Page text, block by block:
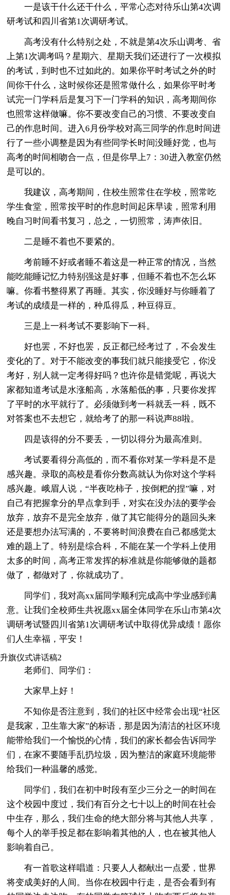
一是该干什么还干什么，平常心态对待乐山第4次调
研考试和四川省第1次调研考试。
高考没有什么特别之处，不就是第4次乐山调考、省
上第1次调考吗？星期六、星期天我们还进行了一次模拟
的考试，到时也不过如此的。如果你平时考试之外的时
间你干什么，这时候你还是照常做什么，如果你平时考
试完一门学科后是复习下一门学科的知识，高考期间你
也照常这样做嘛。你不要改变自己的习惯、不要改变自
己的作息时间。进入6月份学校对高三同学的作息时间进
行了一些小调整是因为有些同学长时间没睡好觉，也与
高考的时间相吻合一点，但是你早上7：30进入教室仍然
是可以的。
我建议，高考期间，住校生照常住在学校，照常吃
学生食堂，照常按平时的作息时间起床早读，照常利用
晚自习时间看书复习，总之，一切照常，涛声依旧。
二是睡不着也不要紧的。
考前睡不好或者睡不着这是一种正常的情况，当然
能吃能睡记忆力特别强这是好事，但睡不着也不怎么坏
嘛。你看书整得累了再睡。其实，你没睡好与你睡着了
考试的成绩是一样的，种瓜得瓜，种豆得豆。
三是上一科考试不要影响下一科。
好也罢，不好也罢，反正都已经考过了，不会发生
变化的了。对于不能改变的事我们就只能接受它，你没
考好，别人就一定考得好吗？也许你是错觉呢，再说大
家都知道考试是水涨船高，水落船低的事，只要你发挥
了平时的水平就行了。必须做到考一科就丢一科，既不
对答案也不去想它，就给考了的那一科说声88啦。
四是该得的分不要丢，一切以得分为最高准则。
考试要看得分高低的，而不看你对某一学科是不是
感兴趣。录取的高校是看你分数高就认为你对这个学科
感兴趣。峨眉人说，“半夜吃柿子，按倒粑的捏”嘛，对
自己有把握拿分的早点拿到手，对实在没办法的要学会
放弃，放弃不是完全放弃，做了其它能得分的题回头来
还是要想办法写满的，不要将时间浪费在自己都感觉太
难的题上了。特别是综合科，不能在某一个学科上使用
太多的时间，高考正常发挥的标准就是你能够做的题都
做了，都做对了，你就成功了。
同学们，我对高xx届同学顺利完成高中学业感到满
意。让我们全校师生共祝愿xx届全体同学在乐山市第4次
调研考试暨四川省第1次调研考试中取得优异成绩！愿你
们人生幸福，平安！
升旗仪式讲话稿2
老师们、同学们：
大家早上好！
不知你是否注意到，我们的社区中经常会出现“社区
是我家，卫生靠大家”的标语，那是因为清洁的社区环境
能带给我们一个愉悦的心情，我们的家长都会告诉同学
们，在家不要随手乱扔垃圾，因为整洁的家庭环境能带
给我们一种温馨的感觉。
同学们，我们在初中时段有至少三分之一的时间在
这个校园中度过，我们有百分之七十以上的时间在社会
中生存，那么，我们生命的绝大部分将与其他人共享，
每个人的举手投足都在影响着其他的人，也在被其他人
影响着自己。
有一首歌这样唱道：只要人人都献出一点爱，世界
将变成美好的人间。当你在校园中行走，是否会看到有